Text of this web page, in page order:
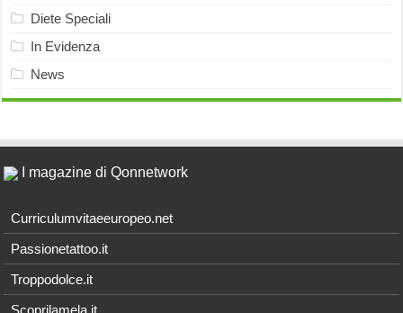
Diete Speciali
In Evidenza
News
I magazine di Qonnetwork
Curriculumvitaeeuropeo.net
Passionetattoo.it
Troppodolce.it